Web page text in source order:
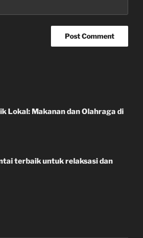
Lokal: Makanan dan Olahraga di
terbaik untuk relaksasi dan